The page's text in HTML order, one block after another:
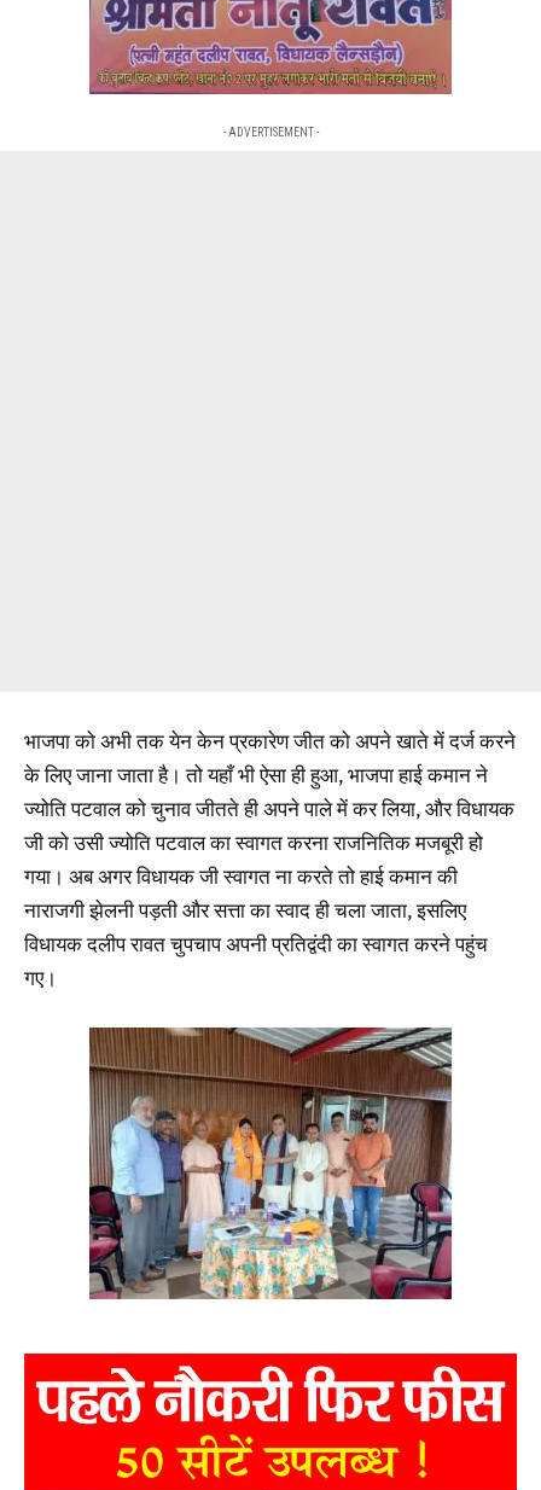
- ADVERTISEMENT -
भाजपा को अभी तक येन केन प्रकारेण जीत को अपने खाते में दर्ज करने
के लिए जाना जाता है। तो यहाँ भी ऐसा ही हुआ, भाजपा हाई कमान ने
ज्योति पटवाल को चुनाव जीतते ही अपने पाले में कर लिया, और विधायक
जी को उसी ज्योति पटवाल का स्वागत करना राजनितिक मजबूरी हो
गया। अब अगर विधायक जी स्वागत ना करते तो हाई कमान की
नाराजगी झेलनी पड़ती और सत्ता का स्वाद ही चला जाता, इसलिए
विधायक दलीप रावत चुपचाप अपनी प्रतिद्वंदी का स्वागत करने पहुंच
गए।